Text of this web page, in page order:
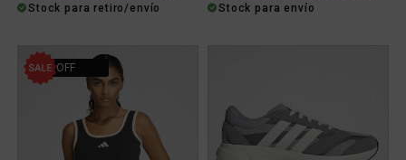
Stock para retiro/envío
Stock para envío
12% OFF